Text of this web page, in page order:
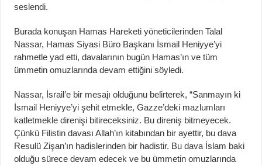
seslendi.
Burada konuşan Hamas Hareketi yöneticilerinden Talal
Nassar, Hamas Siyasi Büro Başkanı İsmail Heniyye’yi
rahmetle yad etti, davalarının bugün Hamas’ın ve tüm
ümmetin omuzlarında devam ettiğini söyledi.
Nassar, İsrail’e bir mesajı olduğunu belirterek, “Sanmayın ki
İsmail Heniyye’yi şehit etmekle, Gazze’deki mazlumları
katletmekle direnişi bitireceksiniz. Bu direniş bitmeyecek.
Çünkü Filistin davası Allah’ın kitabından bir ayettir, bu dava
Resulü Zişan’ın hadislerinden bir hadistir. Bu dava İslam baki
olduğu sürece devam edecek ve bu ümmetin omuzlarında